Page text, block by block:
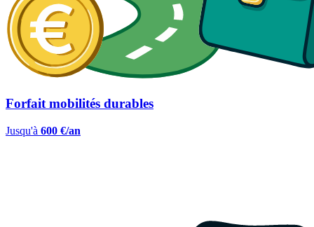
Forfait mobilités durables
Jusqu'à 600 €/an